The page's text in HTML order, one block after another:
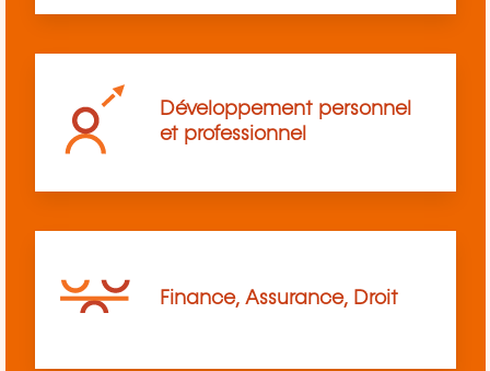
Développement personnel
et professionnel
Finance, Assurance, Droit